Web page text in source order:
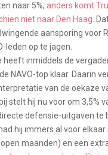
naar 5%, anders komt
niet naar Den Haag .
aansporing voor
leden op te jagen.
heeft inmiddels de
NAVO-top klaar. Daarin
van de oekaze
stelt hij nu voor om 3,5%
defensie-uitgaven te
hij immers al voor elkaar
maanden) en een